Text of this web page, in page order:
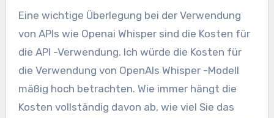
Eine wichtige Überlegung bei der Verwendung
von APIs wie Openai Whisper sind die Kosten für
die API -Verwendung. Ich würde die Kosten für
die Verwendung von OpenAIs Whisper -Modell
mäßig hoch betrachten. Wie immer hängt die
Kosten vollständig davon ab, wie viel Sie das